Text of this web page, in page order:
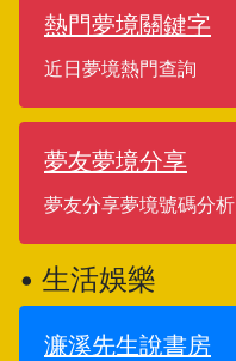
熱門夢境關鍵字
近日夢境熱門查詢
夢友夢境分享
夢友分享夢境號碼分析
• 生活娛樂
濂溪先生說書房